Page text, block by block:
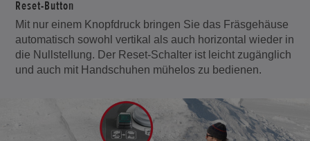
Reset-Button
Mit nur einem Knopfdruck bringen Sie das Fräsgehäuse
automatisch sowohl vertikal als auch horizontal wieder in
die Nullstellung. Der Reset-Schalter ist leicht zugänglich
und auch mit Handschuhen mühelos zu bedienen.